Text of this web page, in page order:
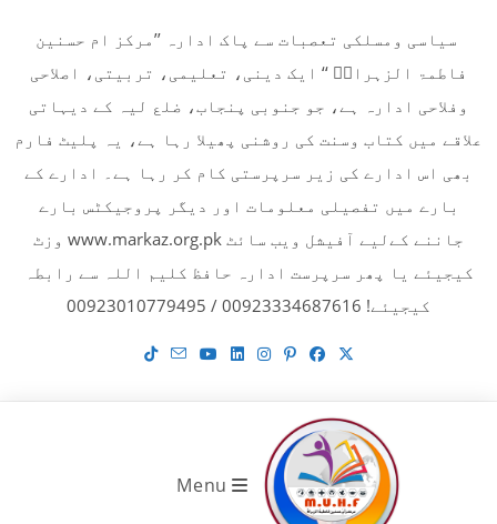
content
سیاسی ومسلکی تعصبات سے پاک ادارہ ’’مرکز ام حسنین
فاطمۃ الزہراءؓ ‘‘ ایک دینی، تعلیمی، تربیتی، اصلاحی
وفلاحی ادارہ ہے، جو جنوبی پنجاب، ضلع لیہ کے دیہاتی
علاقے میں کتاب وسنت کی روشنی پھیلا رہا ہے، یہ پلیٹ فارم
بھی اس ادارے کی زیر سرپرستی کام کر رہا ہے۔ ادارے کے
بارے میں تفصیلی معلومات اور دیگر پروجیکٹس بارے
جاننے کےلیے آفیشل ویب سائٹ www.markaz.org.pk وزٹ
کیجیئے یا پھر سرپرست ادارہ حافظ کلیم اللہ سے رابطہ
کیجیئے! 00923334687616 / 00923010779495
Menu